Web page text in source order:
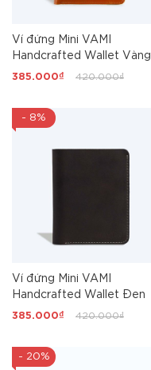
Ví đứng Mini VAMI
Handcrafted Wallet Vàng
bò
385.000₫ 420.000₫
- 8%
Ví đứng Mini VAMI
Handcrafted Wallet Đen
385.000₫ 420.000₫
- 20%